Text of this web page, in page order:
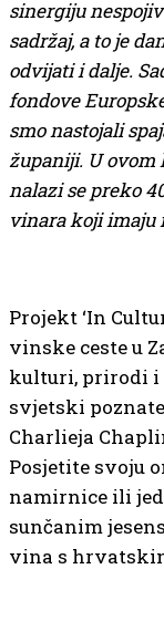
sinergiju
sadržaj, a to je
odvijati i dalje.
fondove
smo nastojali
županiji. U
nalazi se preko
vinara koji imaju
Projekt ‘In
vinske ceste u
kulturi, prirodi i
svjetski
Charlieja
Posjetite svoju
namirnice ili
sunčanim
vina s